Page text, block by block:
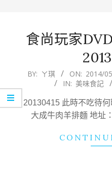
食尚玩家
2014-
01
BY: ㄚ琪 ON: 2014/
IN: 美味食記
20130415 此時不吃待
大成牛肉羊排麵 地址